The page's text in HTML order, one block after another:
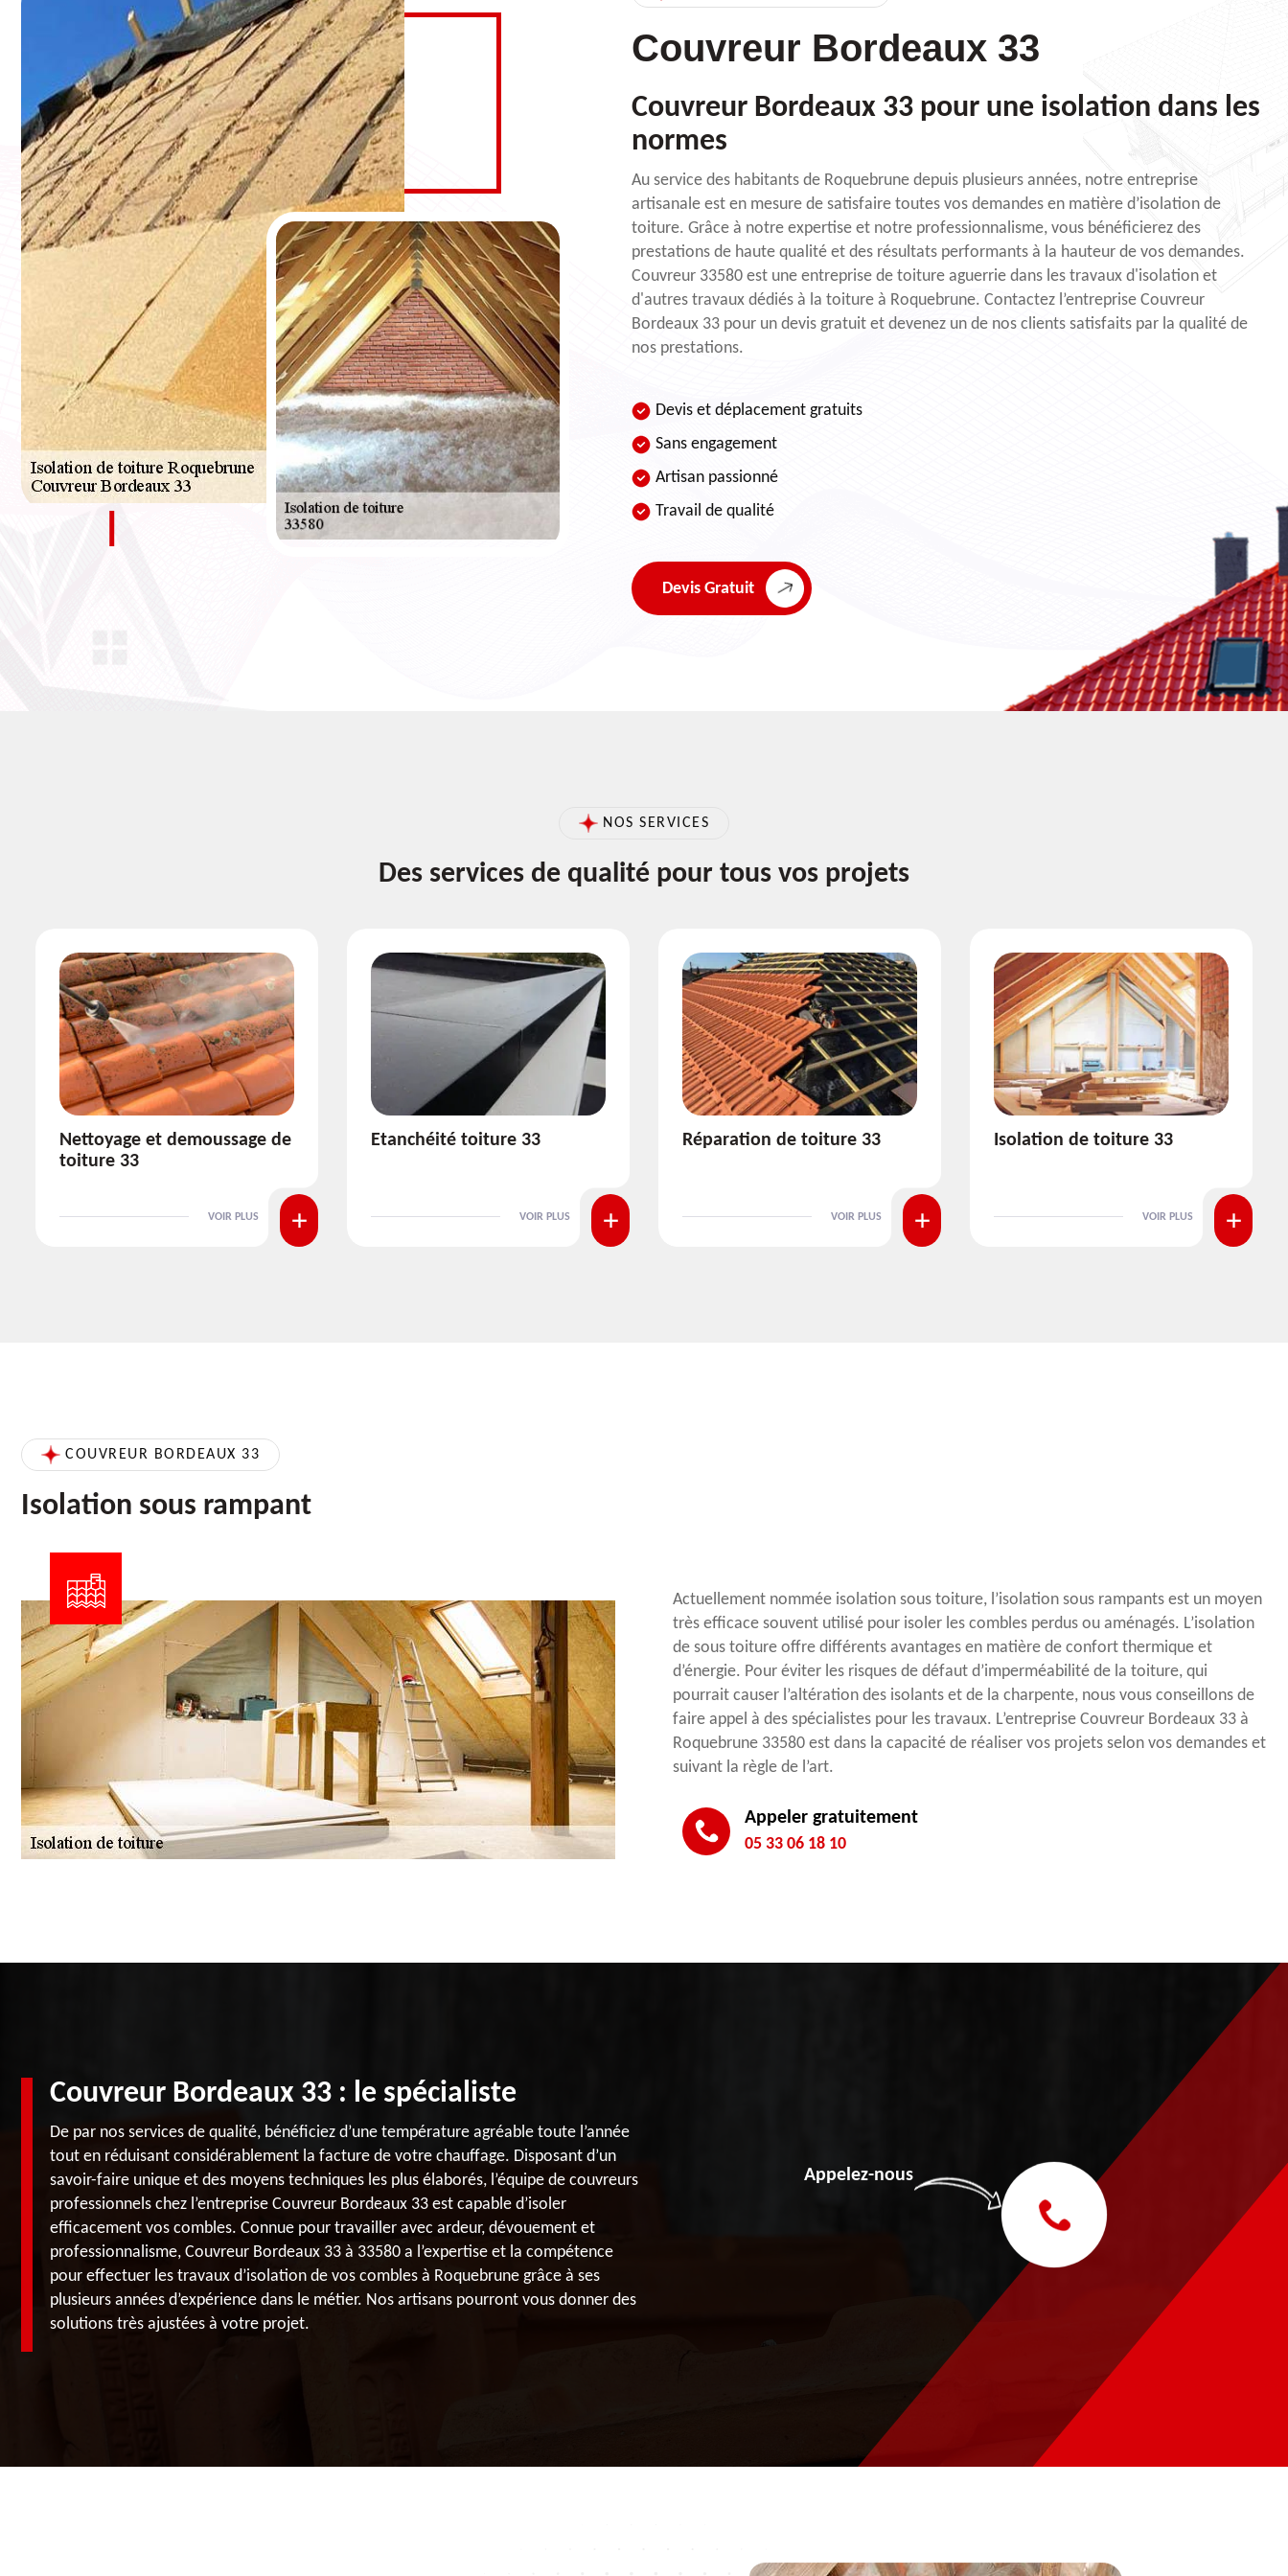
Couvreur Bordeaux 33
Couvreur Bordeaux 33 pour une isolation dans les
normes
Au service des habitants de Roquebrune depuis plusieurs années, notre entreprise
artisanale est en mesure de satisfaire toutes vos demandes en matière d’isolation de
toiture. Grâce à notre expertise et notre professionnalisme, vous bénéficierez des
prestations de haute qualité et des résultats performants à la hauteur de vos demandes.
Couvreur 33580 est une entreprise de toiture aguerrie dans les travaux d'isolation et
d'autres travaux dédiés à la toiture à Roquebrune. Contactez l’entreprise Couvreur
Bordeaux 33 pour un devis gratuit et devenez un de nos clients satisfaits par la qualité de
nos prestations.
Devis et déplacement gratuits
Sans engagement
Artisan passionné
Travail de qualité
Devis Gratuit
NOS SERVICES
Des services de qualité pour tous vos projets
Etanchéité toiture 33
VOIR PLUS
Réparation de toiture 33
VOIR PLUS
Isolation de toiture 33
VOIR PLUS
Pose et nettoyage de
VOIR PLUS
COUVREUR BORDEAUX 33
Isolation sous rampant
Actuellement nommée isolation sous toiture, l’isolation sous rampants est un moyen
très efficace souvent utilisé pour isoler les combles perdus ou aménagés. L’isolation
de sous toiture offre différents avantages en matière de confort thermique et
d’énergie. Pour éviter les risques de défaut d’imperméabilité de la toiture, qui
pourrait causer l’altération des isolants et de la charpente, nous vous conseillons de
faire appel à des spécialistes pour les travaux. L’entreprise Couvreur Bordeaux 33 à
Roquebrune 33580 est dans la capacité de réaliser vos projets selon vos demandes et
suivant la règle de l’art.
Appeler gratuitement
05 33 06 18 10
Couvreur Bordeaux 33 : le spécialiste
De par nos services de qualité, bénéficiez d’une température agréable toute l’année
tout en réduisant considérablement la facture de votre chauffage. Disposant d’un
savoir-faire unique et des moyens techniques les plus élaborés, l’équipe de couvreurs
professionnels chez l’entreprise Couvreur Bordeaux 33 est capable d’isoler
efficacement vos combles. Connue pour travailler avec ardeur, dévouement et
professionnalisme, Couvreur Bordeaux 33 à 33580 a l’expertise et la compétence
pour effectuer les travaux d’isolation de vos combles à Roquebrune grâce à ses
plusieurs années d’expérience dans le métier. Nos artisans pourront vous donner des
solutions très ajustées à votre projet.
Appelez-nous